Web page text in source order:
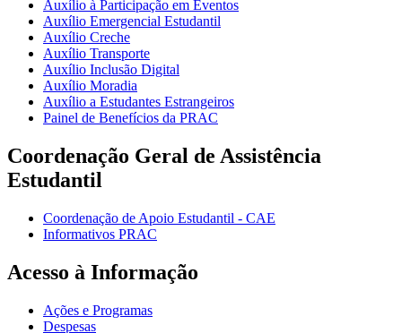
Auxílio à Participação em Eventos
Auxílio Emergencial Estudantil
Auxílio Creche
Auxílio Transporte
Auxílio Inclusão Digital
Auxílio Moradia
Auxílio a Estudantes Estrangeiros
Painel de Benefícios da PRAC
Coordenação Geral de Assistência
Estudantil
Coordenação de Apoio Estudantil - CAE
Informativos PRAC
Acesso à Informação
Ações e Programas
Despesas